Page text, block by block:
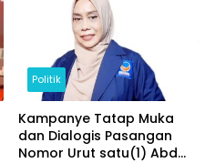
Politik
Kampanye Tatap Muka
dan Dialogis Pasangan
Nomor Urut satu(1) Abd